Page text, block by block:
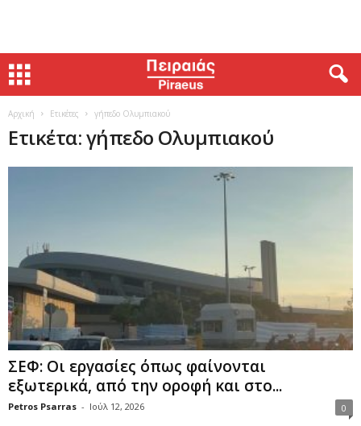
Αρχική Ετικέτες γήπεδο Ολυμπιακού
Ετικέτα: γήπεδο Ολυμπιακού
ΣΕΦ: Οι εργασίες όπως φαίνονται
εξωτερικά, από την οροφή και στο...
Petros Psarras - Ιούλ 12, 2026 0